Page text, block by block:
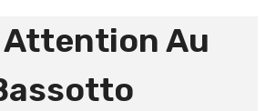
Attention Au